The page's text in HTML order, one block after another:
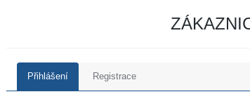
Přihlášení Registrace